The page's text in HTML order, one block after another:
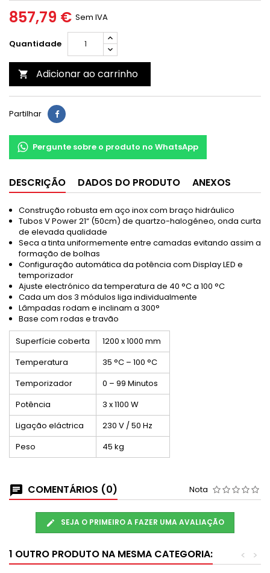
857,79 € Sem IVA
Quantidade
 Adicionar ao carrinho
Partilhar
Pergunte sobre o produto no WhatsApp
DESCRIÇÃO DADOS DO PRODUTO ANEXOS
Construção robusta em aço inox com braço hidráulico
Tubos V Power 21“ (50cm) de quartzo-halogéneo, onda curta
de elevada qualidade
Seca a tinta uniformemente entre camadas evitando assim a
formação de bolhas
Configuração automática da potência com Display LED e
temporizador
Ajuste electrónico da temperatura de 40 °C a 100 °C
Cada um dos 3 módulos liga individualmente
Lâmpadas rodam e inclinam a 300°
Base com rodas e travão
Superfície coberta
1200 x 1000 mm
Temperatura
35 °C – 100 °C
Temporizador
0 – 99 Minutos
Potência
3 x 1100 W
Ligação eláctrica
230 V / 50 Hz
Peso
45 kg
COMENTÁRIOS (0) Nota
SEJA O PRIMEIRO A FAZER UMA AVALIAÇÃO
1 OUTRO PRODUTO NA MESMA CATEGORIA: >
<